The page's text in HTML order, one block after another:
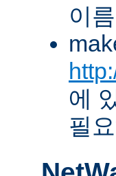
이
에
필